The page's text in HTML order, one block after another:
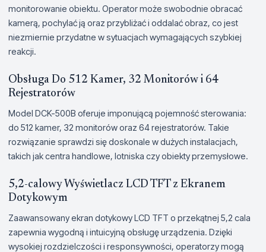
monitorowanie obiektu. Operator może swobodnie obracać
kamerą, pochylać ją oraz przybliżać i oddalać obraz, co jest
niezmiernie przydatne w sytuacjach wymagających szybkiej
reakcji.
Obsługa Do 512 Kamer, 32 Monitorów i 64
Rejestratorów
Model DCK-500B oferuje imponującą pojemność sterowania:
do 512 kamer, 32 monitorów oraz 64 rejestratorów. Takie
rozwiązanie sprawdzi się doskonale w dużych instalacjach,
takich jak centra handlowe, lotniska czy obiekty przemysłowe.
5,2-calowy Wyświetlacz LCD TFT z Ekranem
Dotykowym
Zaawansowany ekran dotykowy LCD TFT o przekątnej 5,2 cala
zapewnia wygodną i intuicyjną obsługę urządzenia. Dzięki
wysokiej rozdzielczości i responsywności, operatorzy mogą